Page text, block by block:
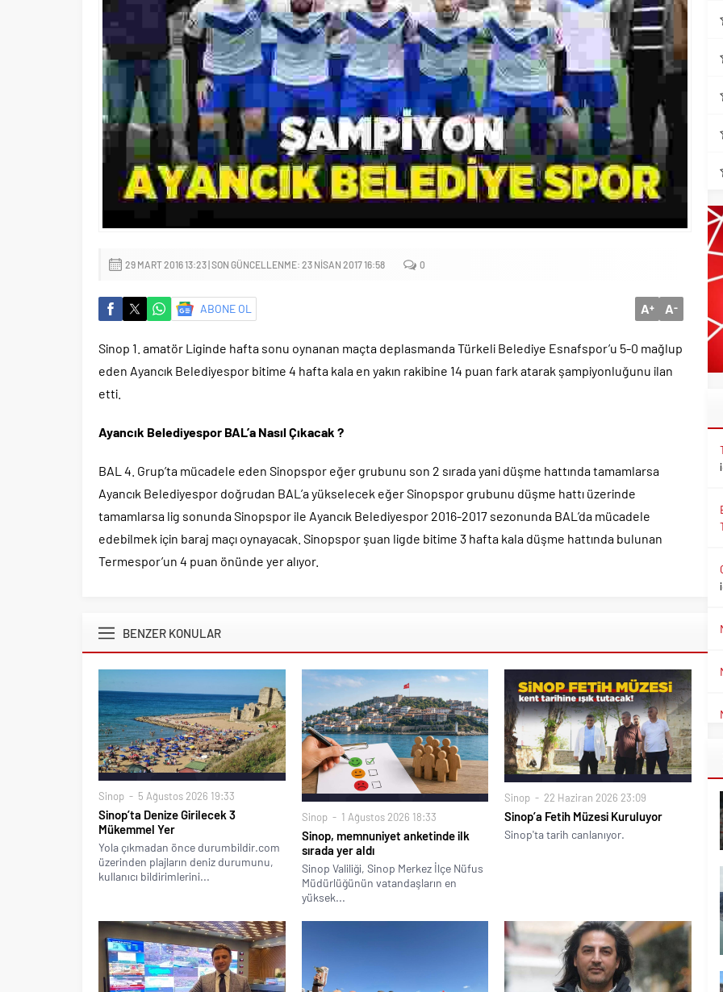
29 MART 2016 13:23 | SON GÜNCELLENME: 23 NISAN 2017 16:58 0
ABONE OL A+ A-
Sinop 1. amatör Liginde hafta sonu oynanan maçta deplasmanda Türkeli Belediye Esnafspor’u 5-0 mağlup
eden Ayancık Belediyespor bitime 4 hafta kala en yakın rakibine 14 puan fark atarak şampiyonluğunu ilan
etti.
Ayancık Belediyespor BAL’a Nasıl Çıkacak ?
BAL 4. Grup’ta mücadele eden Sinopspor eğer grubunu son 2 sırada yani düşme hattında tamamlarsa
Ayancık Belediyespor doğrudan BAL’a yükselecek eğer Sinopspor grubunu düşme hattı üzerinde
tamamlarsa lig sonunda Sinopspor ile Ayancık Belediyespor 2016-2017 sezonunda BAL’da mücadele
edebilmek için baraj maçı oynayacak. Sinopspor şuan ligde bitime 3 hafta kala düşme hattında bulunan
Termespor’un 4 puan önünde yer alıyor.
BENZER KONULAR
Sinop 5 Ağustos 2026 19:33
Sinop’ta Denize Girilecek 3
Mükemmel Yer
Yola çıkmadan önce durumbildir.com
üzerinden plajların deniz durumunu,
kullanıcı bildirimlerini...
Sinop 1 Ağustos 2026 18:33
Sinop, memnuniyet anketinde ilk
sırada yer aldı
Sinop Valiliği, Sinop Merkez İlçe Nüfus
Müdürlüğünün vatandaşların en
yüksek...
Sinop 22 Haziran 2026 23:09
Sinop’a Fetih Müzesi Kuruluyor
Sinop'ta tarih canlanıyor.